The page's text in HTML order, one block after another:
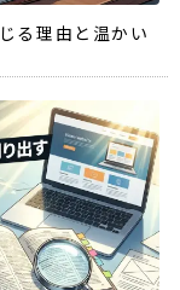
る理由と温かい